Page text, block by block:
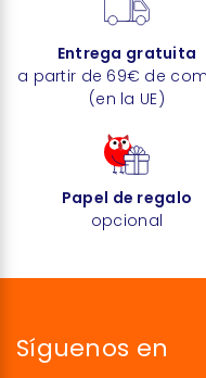
Entrega gratuita
a partir de 69€ de
(en la UE)
Papel de regalo
opcional
Síguenos en